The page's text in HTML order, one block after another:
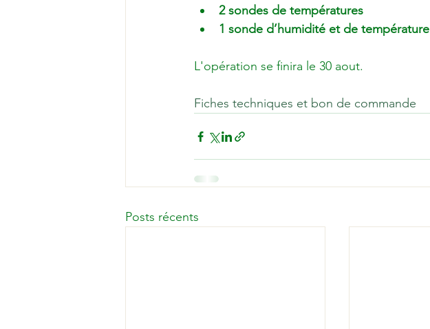
2 sondes de températures
1 sonde d’humidité et de température
L'opération se finira le 30 aout.
Fiches techniques et bon de commande
Posts récents